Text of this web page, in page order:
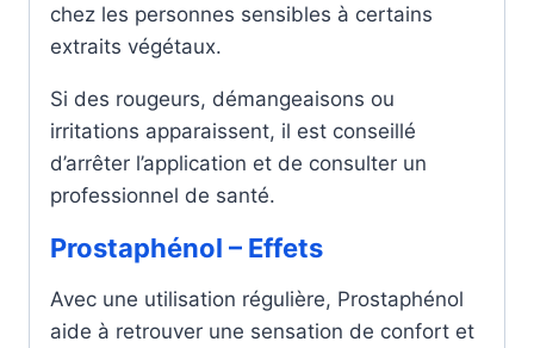
chez les personnes sensibles à certains
extraits végétaux.
Si des rougeurs, démangeaisons ou
irritations apparaissent, il est conseillé
d’arrêter l’application et de consulter un
professionnel de santé.
Prostaphénol – Effets
Avec une utilisation régulière, Prostaphénol
aide à retrouver une sensation de confort et